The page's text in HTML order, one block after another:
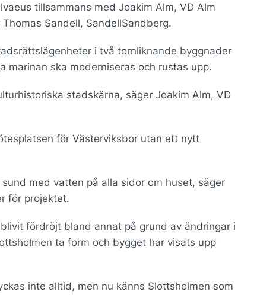
tillsammans med Joakim Alm, VD Alm
Sandell, SandellSandberg.
i två tornliknande byggnader
marinan ska moderniseras och rustas upp.
stadskärna, säger Joakim Alm, VD
för Västerviksbor utan ett nytt
med vatten på alla sidor om huset, säger
för projektet.
fördröjt bland annat på grund av ändringar i
ta form och bygget har visats upp
inte alltid, men nu känns Slottsholmen som